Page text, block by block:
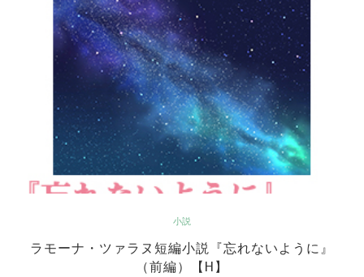
小説
ラモーナ・ツァラヌ短編小説『忘れないように』
（前編）【H】